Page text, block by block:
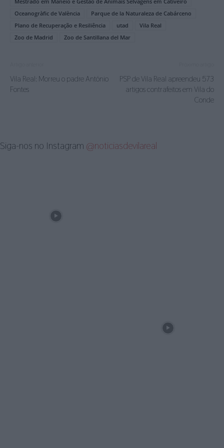
Oceanogràfic de València
Parque de la Naturaleza de Cabárceno
Plano de Recuperação e Resiliência
utad
Vila Real
Zoo de Madrid
Zoo de Santillana del Mar
Vila Real: Morreu o padre António
Fontes
PSP de Vila Real apreendeu 573
artigos contrafeitos em Vila do
Conde
Siga-nos no Instagram @noticiasdevilareal